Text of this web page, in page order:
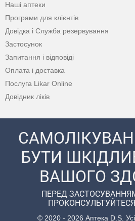
Наші аптеки
Програми для клієнтів
Довідка і Служба резервування
Застосунок
Запитання і відповіді
Оплата і доставка
Послуга Likar Online
Довідник ліків
БУТИ
ВАШОГО
ПЕРЕД
© 2020 - 2026 Аптека D.S.